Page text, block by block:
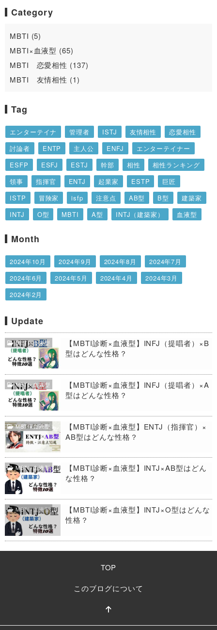
Category
MBTI (5)
MBTI×血液型 (65)
MBTI 恋愛相性 (137)
MBTI 友情相性 (1)
Tag
エンターテイナ 管理者 ISTJ 友情相性
恋愛相性
討論者
ENTP 主人公 ENFJ
エンターテイナー
ESFP
ESFJ ESTJ 幹部 相性
相性ランキング
領事
指揮官 ENTJ 起業家 ESTP
巨匠
ISTP
冒険家 isfp 注意点 AB型 B型
建築家
INTJ
O型 MBTI A型 INTJ（建築家）
血液型
論理学者
INTP 運動家 ENFP
Month
2024年10月 2024年9月 2024年8月
2024年7月
2024年6月
2024年5月 2024年4月
2024年3月
2024年2月
Update
MBTI×血液型
【MBTI診断×血液型】INFJ（提唱者）×B
型はどんな性格？
MBTI×血液型
【MBTI診断×血液型】INFJ（提唱者）×A
型はどんな性格？
MBTI×血液型
【MBTI診断×血液型】ENTJ（指揮官）×
AB型はどんな性格？
MBTI×血液型
【MBTI診断×血液型】INTJ×AB型はどん
な性格？
MBTI×血液型
【MBTI診断×血液型】INTJ×O型はどんな
性格？
TOP
このブログについて